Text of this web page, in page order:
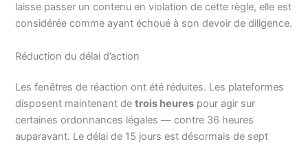
laisse passer un contenu en violation de cette règle, elle est
considérée comme ayant échoué à son devoir de diligence.
Réduction du délai d’action
Les fenêtres de réaction ont été réduites. Les plateformes
disposent maintenant detrois heures pour agir sur
certaines ordonnances légales — contre 36 heures
auparavant. Le délai de 15 jours est désormais de sept